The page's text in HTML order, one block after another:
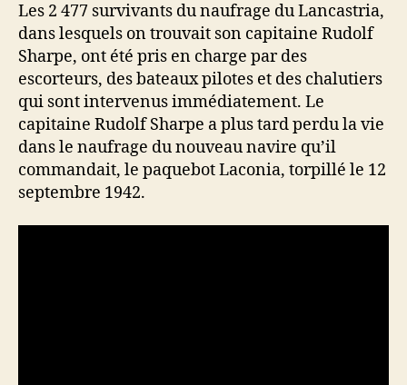
Les 2 477 survivants du naufrage du Lancastria,
dans lesquels on trouvait son capitaine Rudolf
Sharpe, ont été pris en charge par des
escorteurs, des bateaux pilotes et des chalutiers
qui sont intervenus immédiatement. Le
capitaine Rudolf Sharpe a plus tard perdu la vie
dans le naufrage du nouveau navire qu’il
commandait, le paquebot Laconia, torpillé le 12
septembre 1942.